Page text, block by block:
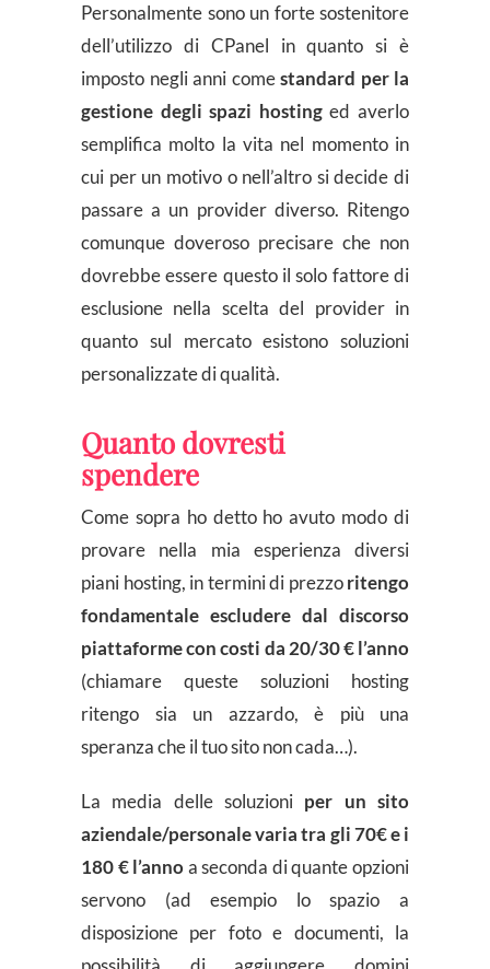
Personalmente sono un forte sostenitore
dell’utilizzo di CPanel in quanto si è
imposto negli anni comestandard per la
gestione degli spazi hostinged averlo
semplifica molto la vita nel momento in
cui per un motivo o nell’altro si decide di
passare a un provider diverso. Ritengo
comunque doveroso precisare che non
dovrebbe essere questo il solo fattore di
esclusione nella scelta del provider in
quanto sul mercato esistono soluzioni
personalizzate di qualità.
Quanto dovresti
spendere
Come sopra ho detto ho avuto modo di
provare nella mia esperienza diversi
piani hosting, in termini di prezzoritengo
fondamentale escludere dal discorso
piattaforme con costi da 20/30 € l’anno
(chiamare queste soluzioni hosting
ritengo sia un azzardo, è più una
speranza che il tuo sito non cada…).
La media delle soluzioni per un sito
aziendale/personale varia tra gli 70€ e i
180 € l’annoa seconda di quante opzioni
servono (ad esempio lo spazio a
disposizione per foto e documenti, la